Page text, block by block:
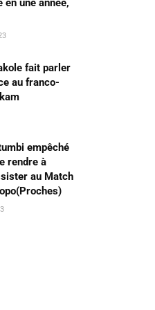
une année,
fait parler
au franco-
empêché
rendre à
au Match